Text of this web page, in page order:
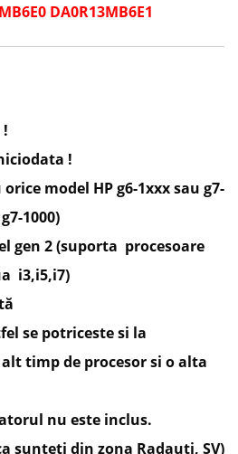
DA0R13MB6E1
!
model HP g6-1xxx sau g7-
1000)
gen 2 (suporta procesoare
i3,i5,i7)
se potriceste si la
timp de procesor si o alta
nu este inclus.
sunteti din zona Radauti, SV)